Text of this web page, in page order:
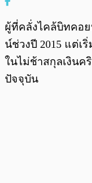
ผู้ที่คลั่งไคล้บิทคอ
น์ช่วงปี 2015 แต่เ
ในไม่ช้าสกุลเงินค
ปัจจุบัน